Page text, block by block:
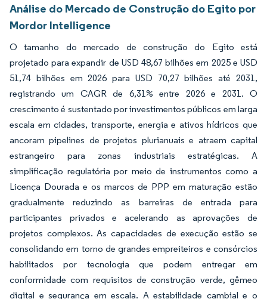
Análise do Mercado de Construção do Egito por
Mordor Intelligence
O tamanho do mercado de construção do Egito está
projetado para expandir de USD 48,67 bilhões em 2025 e USD
51,74 bilhões em 2026 para USD 70,27 bilhões até 2031,
registrando um CAGR de 6,31% entre 2026 e 2031. O
crescimento é sustentado por investimentos públicos em larga
escala em cidades, transporte, energia e ativos hídricos que
ancoram pipelines de projetos plurianuais e atraem capital
estrangeiro para zonas industriais estratégicas. A
simplificação regulatória por meio de instrumentos como a
Licença Dourada e os marcos de PPP em maturação estão
gradualmente reduzindo as barreiras de entrada para
participantes privados e acelerando as aprovações de
projetos complexos. As capacidades de execução estão se
consolidando em torno de grandes empreiteiros e consórcios
habilitados por tecnologia que podem entregar em
conformidade com requisitos de construção verde, gêmeo
digital e segurança em escala. A estabilidade cambial e o